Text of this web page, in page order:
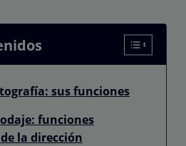
sus funciones
funciones
la dirección